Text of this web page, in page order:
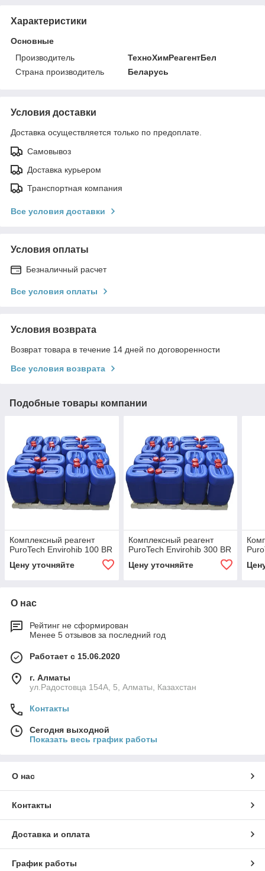
Характеристики
Основные
Производитель
ТехноХимРеагентБел
Страна производитель
Беларусь
Условия доставки
Доставка осуществляется только по предоплате.
Самовывоз
Доставка курьером
Транспортная компания
Все условия доставки
Условия оплаты
Безналичный расчет
Все условия оплаты
Условия возврата
Возврат товара в течение 14 дней по договоренности
Все условия возврата
Подобные товары компании
Комплексный реагент
PuroTech Envirohib 100 BR
Цену уточняйте
Комплексный реагент
PuroTech Envirohib 300 BR
Цену уточняйте
О нас
Рейтинг не сформирован
Менее 5 отзывов за последний год
Работает с 15.06.2020
г. Алматы
ул.Радостовца 154А, 5, Алматы, Казахстан
Контакты
Сегодня выходной
Показать весь график работы
О нас
Контакты
Доставка и оплата
График работы